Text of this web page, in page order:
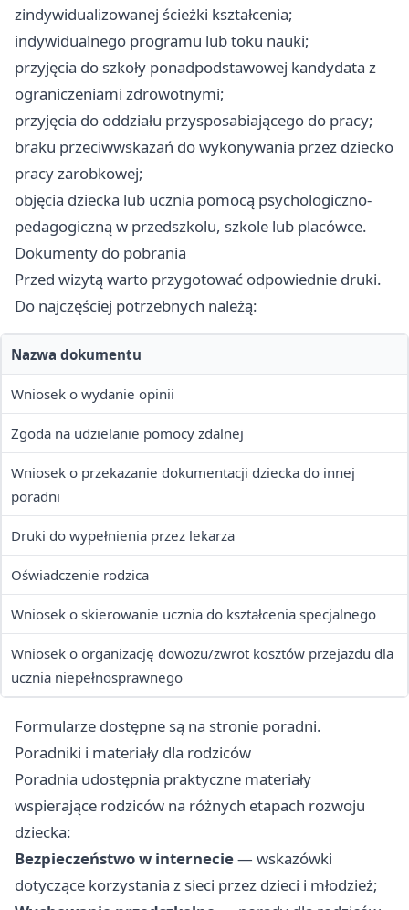
zindywidualizowanej ścieżki kształcenia;
indywidualnego programu lub toku nauki;
przyjęcia do szkoły ponadpodstawowej kandydata z
ograniczeniami zdrowotnymi;
przyjęcia do oddziału przysposabiającego do pracy;
braku przeciwwskazań do wykonywania przez dziecko
pracy zarobkowej;
objęcia dziecka lub ucznia pomocą psychologiczno-
pedagogiczną w przedszkolu, szkole lub placówce.
Dokumenty do pobrania
Przed wizytą warto przygotować odpowiednie druki.
Do najczęściej potrzebnych należą:
Nazwa dokumentu
Wniosek o wydanie opinii
Zgoda na udzielanie pomocy zdalnej
Wniosek o przekazanie dokumentacji dziecka do innej
poradni
Druki do wypełnienia przez lekarza
Oświadczenie rodzica
Wniosek o skierowanie ucznia do kształcenia specjalnego
Wniosek o organizację dowozu/zwrot kosztów przejazdu dla
ucznia niepełnosprawnego
Formularze dostępne są na stronie poradni.
Poradniki i materiały dla rodziców
Poradnia udostępnia praktyczne materiały
wspierające rodziców na różnych etapach rozwoju
dziecka:
Bezpieczeństwo w internecie— wskazówki
dotyczące korzystania z sieci przez dzieci i młodzież;